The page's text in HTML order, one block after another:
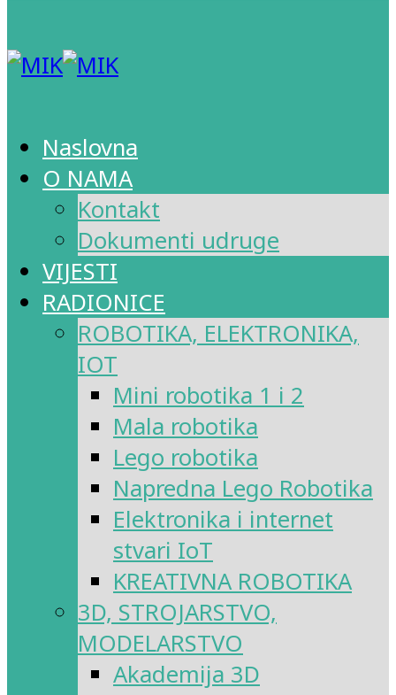
Naslovna
O NAMA
Kontakt
Dokumenti udruge
VIJESTI
RADIONICE
ROBOTIKA, ELEKTRONIKA,
IOT
Mini robotika 1 i 2
Mala robotika
Lego robotika
Napredna Lego Robotika
Elektronika i internet
stvari IoT
KREATIVNA ROBOTIKA
3D, STROJARSTVO,
MODELARSTVO
Akademija 3D